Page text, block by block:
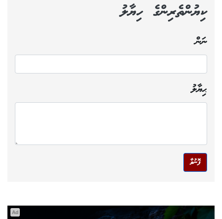
ކިޔުންތެރިންގެ ހިޔާލު
ނަން
ޙިޔާލު
ފޮނުވާ
Ad